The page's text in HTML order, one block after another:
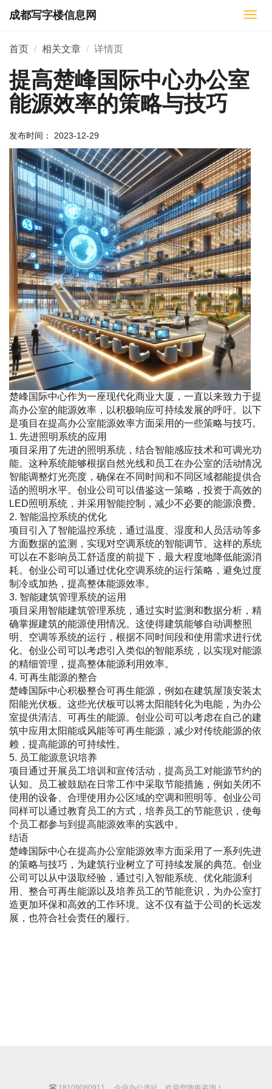
切
成都写字楼信息网
首页 相关文章 详情页
提高楚峰国际中心办公室
能源效率的策略与技巧
发布时间： 2023-12-29
楚峰国际中心作为一座现代化商业大厦，一直以来致力于提
高办公室的能源效率，以积极响应可持续发展的呼吁。以下
是项目在提高办公室能源效率方面采用的一些策略与技巧。
1. 先进照明系统的应用
项目采用了先进的照明系统，结合智能感应技术和可调光功
能。这种系统能够根据自然光线和员工在办公室的活动情况
智能调整灯光亮度，确保在不同时间和不同区域都能提供合
适的照明水平。创业公司可以借鉴这一策略，投资于高效的
LED照明系统，并采用智能控制，减少不必要的能源浪费。
2. 智能温控系统的优化
项目引入了智能温控系统，通过温度、湿度和人员活动等多
方面数据的监测，实现对空调系统的智能调节。这样的系统
可以在不影响员工舒适度的前提下，最大程度地降低能源消
耗。创业公司可以通过优化空调系统的运行策略，避免过度
制冷或加热，提高整体能源效率。
3. 智能建筑管理系统的运用
项目采用智能建筑管理系统，通过实时监测和数据分析，精
确掌握建筑的能源使用情况。这使得建筑能够自动调整照
明、空调等系统的运行，根据不同时间段和使用需求进行优
化。创业公司可以考虑引入类似的智能系统，以实现对能源
的精细管理，提高整体能源利用效率。
4. 可再生能源的整合
楚峰国际中心积极整合可再生能源，例如在建筑屋顶安装太
阳能光伏板。这些光伏板可以将太阳能转化为电能，为办公
室提供清洁、可再生的能源。创业公司可以考虑在自己的建
筑中应用太阳能或风能等可再生能源，减少对传统能源的依
赖，提高能源的可持续性。
5. 员工能源意识培养
项目通过开展员工培训和宣传活动，提高员工对能源节约的
认知。员工被鼓励在日常工作中采取节能措施，例如关闭不
使用的设备、合理使用办公区域的空调和照明等。创业公司
同样可以通过教育员工的方式，培养员工的节能意识，使每
个员工都参与到提高能源效率的实践中。
结语
楚峰国际中心在提高办公室能源效率方面采用了一系列先进
的策略与技巧，为建筑行业树立了可持续发展的典范。创业
公司可以从中汲取经验，通过引入智能系统、优化能源利
用、整合可再生能源以及培养员工的节能意识，为办公室打
造更加环保和高效的工作环境。这不仅有益于公司的长远发
展，也符合社会责任的履行。